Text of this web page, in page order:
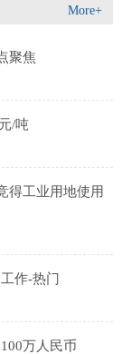
More+
聚焦
/吨
得工业用地使用
作-热门
万人民币